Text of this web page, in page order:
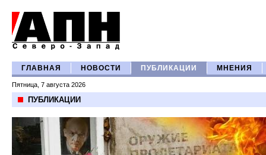
ГЛАВНАЯ НОВОСТИ ПУБЛИКАЦИИ МНЕНИЯ
Пятница, 7 августа 2026
ПУБЛИКАЦИИ